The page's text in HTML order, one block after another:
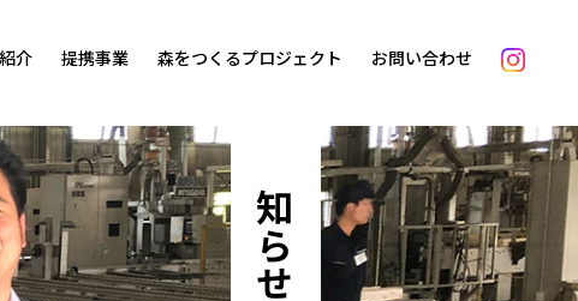
介 提携事業 森をつくるプロジェクト お問い合わせ
お知らせ